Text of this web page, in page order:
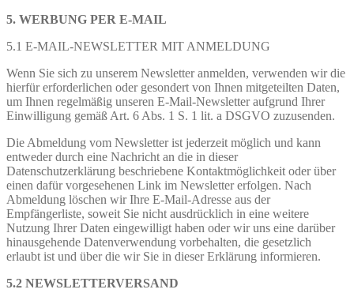
5. WERBUNG PER E-MAIL
5.1 E-MAIL-NEWSLETTER MIT ANMELDUNG
Wenn Sie sich zu unserem Newsletter anmelden, verwenden wir die
hierfür erforderlichen oder gesondert von Ihnen mitgeteilten Daten,
um Ihnen regelmäßig unseren E-Mail-Newsletter aufgrund Ihrer
Einwilligung gemäß Art. 6 Abs. 1 S. 1 lit. a DSGVO zuzusenden.
Die Abmeldung vom Newsletter ist jederzeit möglich und kann
entweder durch eine Nachricht an die in dieser
Datenschutzerklärung beschriebene Kontaktmöglichkeit oder über
einen dafür vorgesehenen Link im Newsletter erfolgen. Nach
Abmeldung löschen wir Ihre E-Mail-Adresse aus der
Empfängerliste, soweit Sie nicht ausdrücklich in eine weitere
Nutzung Ihrer Daten eingewilligt haben oder wir uns eine darüber
hinausgehende Datenverwendung vorbehalten, die gesetzlich
erlaubt ist und über die wir Sie in dieser Erklärung informieren.
5.2 NEWSLETTERVERSAND